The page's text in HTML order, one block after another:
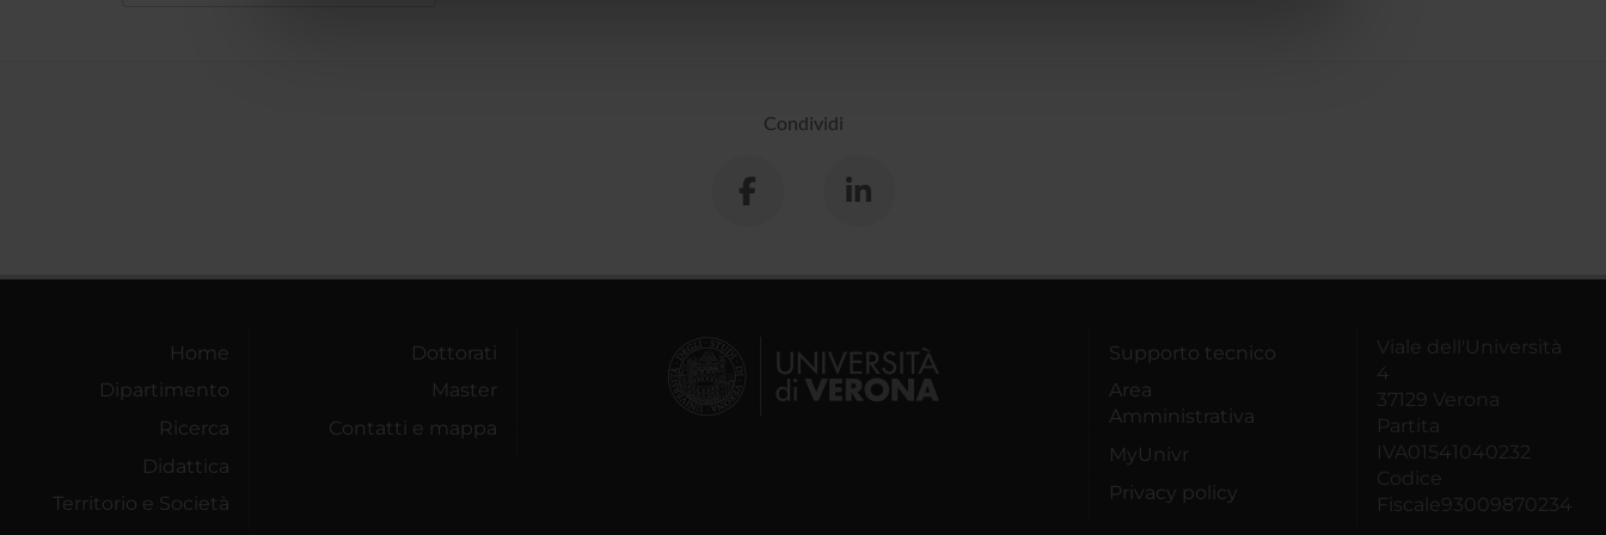
Condividi
Home
Dipartimento
Ricerca
Didattica
Territorio e Società
Dottorati
Master
Contatti e mappa
Supporto tecnico
Area
Amministrativa
MyUnivr
Privacy policy
Viale dell'Università
4
37129 Verona
Partita
IVA01541040232
Codice
Fiscale93009870234